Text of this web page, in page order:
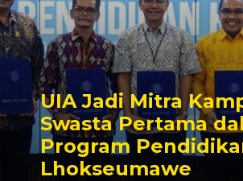
UIA Jadi Mitra
Swasta Pertama
Program
Lhokseumawe